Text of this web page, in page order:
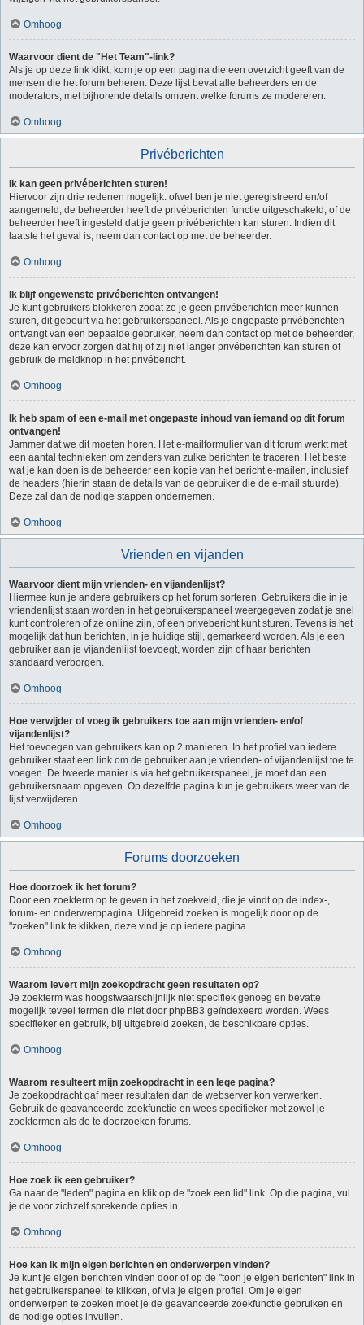
Omhoog
Waarvoor dient de "Het Team"-link?
Als je op deze link klikt, kom je op een pagina die een overzicht geeft van de
mensen die het forum beheren. Deze lijst bevat alle beheerders en de
moderators, met bijhorende details omtrent welke forums ze modereren.
Omhoog
Privéberichten
Ik kan geen privéberichten sturen!
Hiervoor zijn drie redenen mogelijk: ofwel ben je niet geregistreerd en/of
aangemeld, de beheerder heeft de privéberichten functie uitgeschakeld, of de
beheerder heeft ingesteld dat je geen privéberichten kan sturen. Indien dit
laatste het geval is, neem dan contact op met de beheerder.
Omhoog
Ik blijf ongewenste privéberichten ontvangen!
Je kunt gebruikers blokkeren zodat ze je geen privéberichten meer kunnen
sturen, dit gebeurt via het gebruikerspaneel. Als je ongepaste privéberichten
ontvangt van een bepaalde gebruiker, neem dan contact op met de beheerder,
deze kan ervoor zorgen dat hij of zij niet langer privéberichten kan sturen of
gebruik de meldknop in het privébericht.
Omhoog
Ik heb spam of een e-mail met ongepaste inhoud van iemand op dit forum
ontvangen!
Jammer dat we dit moeten horen. Het e-mailformulier van dit forum werkt met
een aantal technieken om zenders van zulke berichten te traceren. Het beste
wat je kan doen is de beheerder een kopie van het bericht e-mailen, inclusief
de headers (hierin staan de details van de gebruiker die de e-mail stuurde).
Deze zal dan de nodige stappen ondernemen.
Omhoog
Vrienden en vijanden
Waarvoor dient mijn vrienden- en vijandenlijst?
Hiermee kun je andere gebruikers op het forum sorteren. Gebruikers die in je
vriendenlijst staan worden in het gebruikerspaneel weergegeven zodat je snel
kunt controleren of ze online zijn, of een privébericht kunt sturen. Tevens is het
mogelijk dat hun berichten, in je huidige stijl, gemarkeerd worden. Als je een
gebruiker aan je vijandenlijst toevoegt, worden zijn of haar berichten
standaard verborgen.
Omhoog
Hoe verwijder of voeg ik gebruikers toe aan mijn vrienden- en/of
vijandenlijst?
Het toevoegen van gebruikers kan op 2 manieren. In het profiel van iedere
gebruiker staat een link om de gebruiker aan je vrienden- of vijandenlijst toe te
voegen. De tweede manier is via het gebruikerspaneel, je moet dan een
gebruikersnaam opgeven. Op dezelfde pagina kun je gebruikers weer van de
lijst verwijderen.
Omhoog
Forums doorzoeken
Hoe doorzoek ik het forum?
Door een zoekterm op te geven in het zoekveld, die je vindt op de index-,
forum- en onderwerppagina. Uitgebreid zoeken is mogelijk door op de
"zoeken" link te klikken, deze vind je op iedere pagina.
Omhoog
Waarom levert mijn zoekopdracht geen resultaten op?
Je zoekterm was hoogstwaarschijnlijk niet specifiek genoeg en bevatte
mogelijk teveel termen die niet door phpBB3 geïndexeerd worden. Wees
specifieker en gebruik, bij uitgebreid zoeken, de beschikbare opties.
Omhoog
Waarom resulteert mijn zoekopdracht in een lege pagina?
Je zoekopdracht gaf meer resultaten dan de webserver kon verwerken.
Gebruik de geavanceerde zoekfunctie en wees specifieker met zowel je
zoektermen als de te doorzoeken forums.
Omhoog
Hoe zoek ik een gebruiker?
Ga naar de "leden" pagina en klik op de "zoek een lid" link. Op die pagina, vul
je de voor zichzelf sprekende opties in.
Omhoog
Hoe kan ik mijn eigen berichten en onderwerpen vinden?
Je kunt je eigen berichten vinden door of op de "toon je eigen berichten" link in
het gebruikerspaneel te klikken, of via je eigen profiel. Om je eigen
onderwerpen te zoeken moet je de geavanceerde zoekfunctie gebruiken en
de nodige opties invullen.